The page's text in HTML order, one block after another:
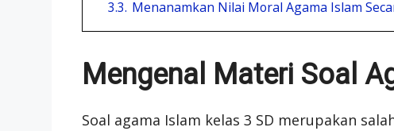
3.3. Menanamkan Nilai Moral Agama Islam
Mengenal Materi Soal
Soal agama Islam kelas 3 SD merupakan